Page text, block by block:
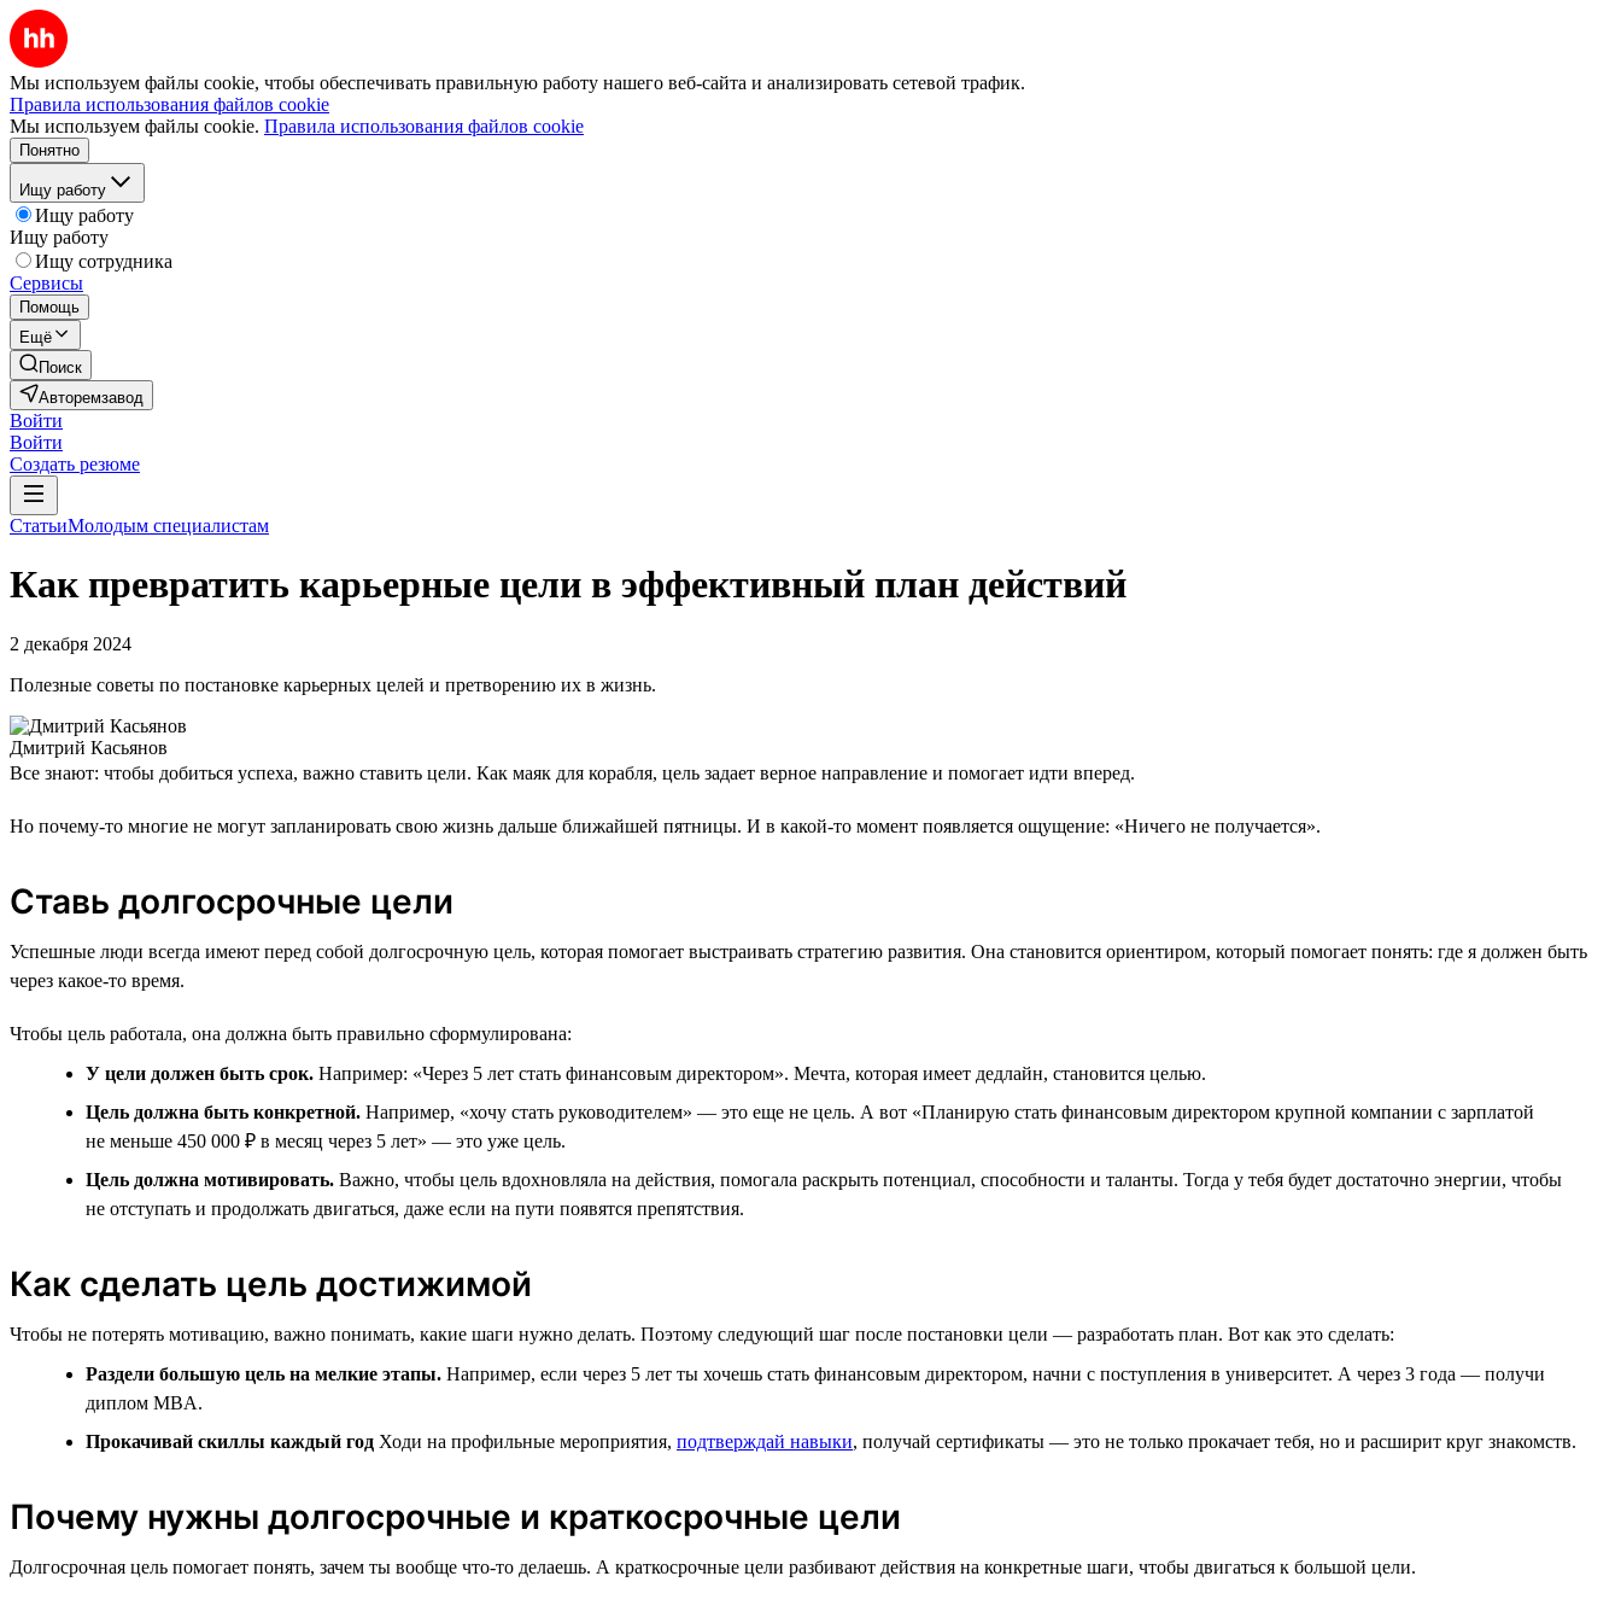
Мы используем файлы cookie, чтобы обеспечивать правильную работу нашего веб-сайта и анализировать сетевой трафик.
Правила использования файлов cookie
Мы используем файлы cookie. Правила использования файлов cookie
Понятно
Ищу работу
Ищу работу
Ищу работу
Ищу сотрудника
Сервисы
Помощь
Ещё
Поиск
Авторемзавод
Войти
Войти
Создать резюме
СтатьиМолодым специалистам
Как превратить карьерные цели в эффективный план действий
2 декабря 2024
Полезные советы по постановке карьерных целей и претворению их в жизнь.
Дмитрий Касьянов
Все знают: чтобы добиться успеха, важно ставить цели. Как маяк для корабля, цель задает верное направление и помогает идти вперед.
Но почему-то многие не могут запланировать свою жизнь дальше ближайшей пятницы. И в какой-то момент появляется ощущение: «Ничего не получается».
Ставь долгосрочные цели
Успешные люди всегда имеют перед собой долгосрочную цель, которая помогает выстраивать стратегию развития. Она становится ориентиром, который помогает понять: где я должен быть
через какое-то время.
Чтобы цель работала, она должна быть правильно сформулирована:
У цели должен быть срок. Например: «Через 5 лет стать финансовым директором». Мечта, которая имеет дедлайн, становится целью.
Цель должна быть конкретной. Например, «хочу стать руководителем» — это еще не цель. А вот «Планирую стать финансовым директором крупной компании с зарплатой
не меньше 450 000 ₽ в месяц через 5 лет» — это уже цель.
Цель должна мотивировать. Важно, чтобы цель вдохновляла на действия, помогала раскрыть потенциал, способности и таланты. Тогда у тебя будет достаточно энергии, чтобы
не отступать и продолжать двигаться, даже если на пути появятся препятствия.
Как сделать цель достижимой
Чтобы не потерять мотивацию, важно понимать, какие шаги нужно делать. Поэтому следующий шаг после постановки цели — разработать план. Вот как это сделать:
Раздели большую цель на мелкие этапы. Например, если через 5 лет ты хочешь стать финансовым директором, начни с поступления в университет. А через 3 года — получи
диплом MBA.
Прокачивай скиллы каждый год Ходи на профильные мероприятия, подтверждай навыки, получай сертификаты — это не только прокачает тебя, но и расширит круг знакомств.
Почему нужны долгосрочные и краткосрочные цели
Долгосрочная цель помогает понять, зачем ты вообще что-то делаешь. А краткосрочные цели разбивают действия на конкретные шаги, чтобы двигаться к большой цели.